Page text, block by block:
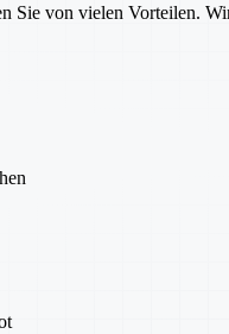
Sie von vielen Vorteilen.